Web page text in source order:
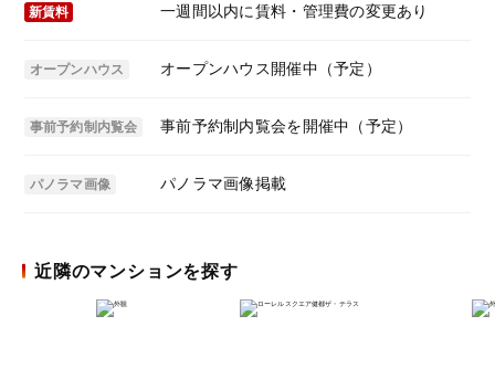
新賃料 一週間以内に賃料・管理費の変更あり
オープンハウス オープンハウス開催中（予定）
事前予約制内覧会 事前予約制内覧会を開催中（予定）
パノラマ画像 パノラマ画像掲載
近隣のマンションを探す